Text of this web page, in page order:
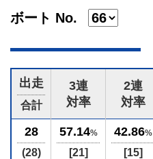
ボート No.
出走
合計
3連
対率
2連
対率
28
(28)
57.14%
[21]
42.86%
[15]